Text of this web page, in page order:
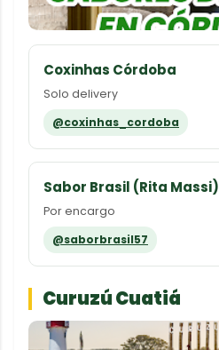
Coxinhas Córdoba
Solo delivery
@coxinhas_cordoba
Sabor Brasil (Rita Massi)
Por encargo
@saborbrasil57
Curuzú Cuatiá